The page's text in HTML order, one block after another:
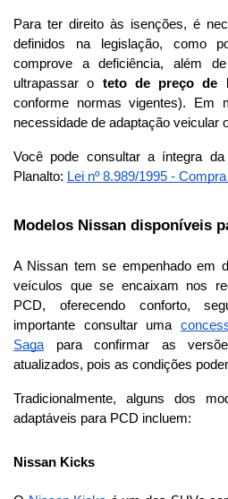
Para ter direito às isenções, é
definidos na legislação, como
comprove a deficiência, além
ultrapassar o teto de preço de
conforme normas vigentes). Em
necessidade de adaptação veicular
Você pode consultar a íntegra
Planalto: Lei nº 8.989/1995 -
Modelos Nissan disponíveis
A Nissan tem se empenhado em
veículos que se encaixam nos
PCD, oferecendo conforto,
importante consultar uma
Saga para confirmar as
atualizados, pois as condições
Tradicionalmente, alguns dos
adaptáveis para PCD incluem:
Nissan Kicks